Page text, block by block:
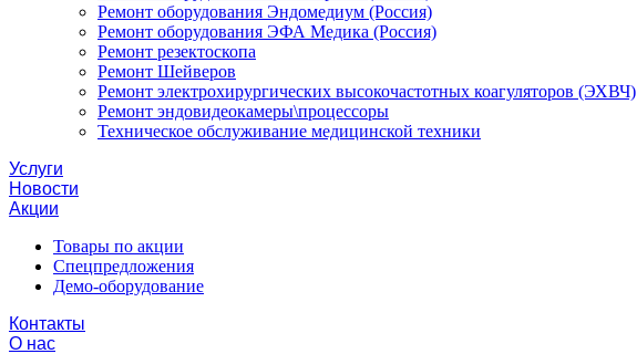
Ремонт оборудования Эндомедиум (Россия)
Ремонт оборудования ЭФА Медика (Россия)
Ремонт резектоскопа
Ремонт Шейверов
Ремонт электрохирургических высокочастотных коагуляторов (ЭХВЧ)
Ремонт эндовидеокамеры\процессоры
Техническое обслуживание медицинской техники
Услуги
Новости
Акции
Товары по акции
Спецпредложения
Демо-оборудование
Контакты
О нас